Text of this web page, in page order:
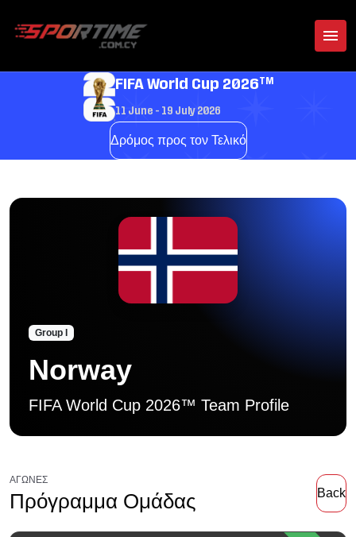
FIFA World Cup 2026TM
11 June - 19 July 2026
Δρόμος προς τον Τελικό
Group I
Norway
FIFA World Cup 2026™ Team Profile
ΑΓΏΝΕΣ
Πρόγραμμα Ομάδας Back